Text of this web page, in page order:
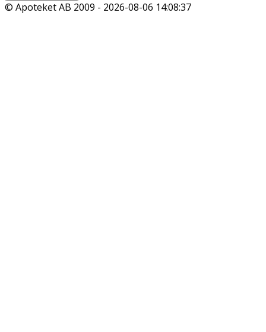
© Apoteket AB 2009 - 2026-08-06 14:08:37